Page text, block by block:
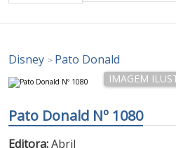
Disney > Pato Donald
Pato Donald Nº 1080
Editora:Abril